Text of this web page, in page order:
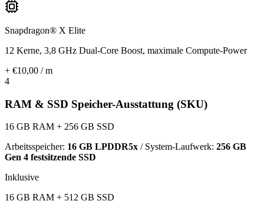
Snapdragon® X Elite
12 Kerne, 3,8 GHz Dual-Core Boost, maximale Compute-Power
+ €10,00 / m
4
RAM & SSD Speicher-Ausstattung (SKU)
16 GB RAM + 256 GB SSD
Arbeitsspeicher: 16 GB LPDDR5x / System-Laufwerk: 256 GB
Gen 4 festsitzende SSD
Inklusive
16 GB RAM + 512 GB SSD